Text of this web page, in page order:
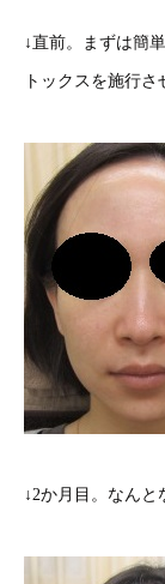
↓直前。まずは簡
トックスを施行さ
↓2か月目。なんと